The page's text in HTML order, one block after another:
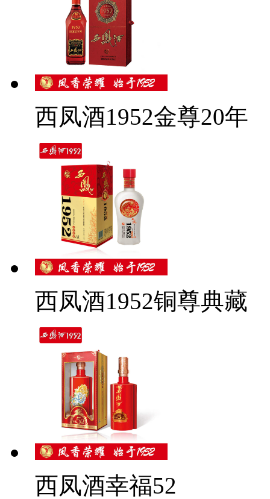
西凤酒1952金尊20年
西凤酒1952铜尊典藏
西凤酒幸福52